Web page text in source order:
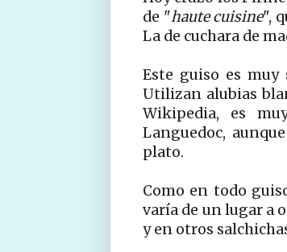
de "haute cuisine",
La de cuchara de
Este guiso es
Utilizan alubias
Wikipedia, es
Languedoc,
plato.
Como en todo
varía de un lugar a
y en otros